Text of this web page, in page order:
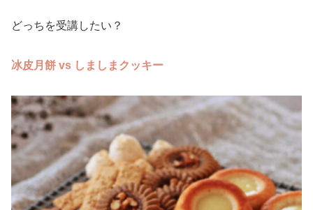
どっちを受講したい？
冰皮月餅 vs しましまクッキー